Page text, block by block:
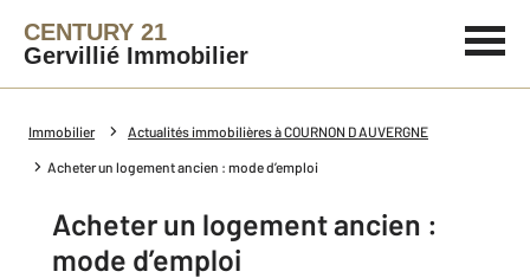
CENTURY 21
Gervillié Immobilier
Immobilier Actualités immobilières à COURNON D AUVERGNE
Acheter un logement ancien : mode d’emploi
Acheter un logement ancien :
mode d’emploi